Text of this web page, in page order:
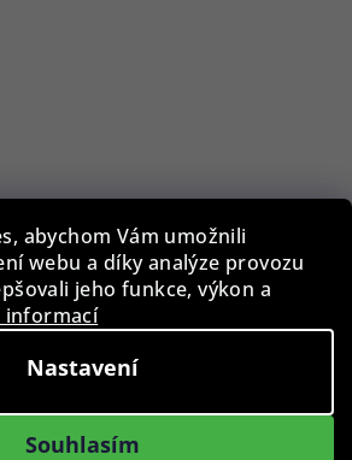
abychom Vám umožnili
webu a díky analýze provozu
jeho funkce, výkon a
informací
Nastavení
Souhlasím
Guess GF0344/28U
Skladem